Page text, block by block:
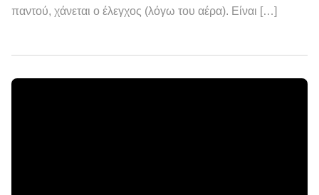
παντού, χάνεται ο έλεγχος (λόγω του αέρα). Είναι […]